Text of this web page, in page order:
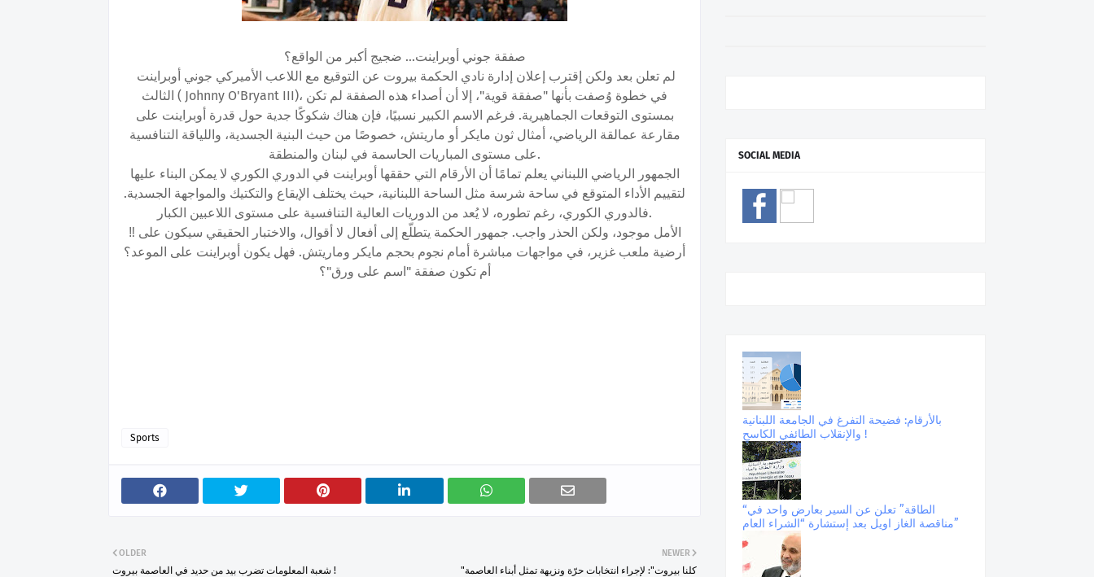
صفقة جوني أوبراينت... ضجيج أكبر من الواقع؟
الثالث ( Johnny O'Bryant III)، في خطوة وُصفت بأنها "صفقة قوية"، إلا أن أصداء هذه الصفقة لم تكن
بمستوى التوقعات الجماهيرية. فرغم الاسم الكبير نسبيًا، فإن هناك شكوكًا جدية حول قدرة أوبراينت على
مقارعة عمالقة الرياضي، أمثال ثون مايكر أو ماريتش، خصوصًا من حيث البنية الجسدية، واللياقة التنافسية
على مستوى المباريات الحاسمة في لبنان والمنطقة.
الجمهور الرياضي اللبناني يعلم تمامًا أن الأرقام التي حققها أوبراينت في الدوري الكوري لا يمكن البناء عليها
لتقييم الأداء المتوقع في ساحة شرسة مثل الساحة اللبنانية، حيث يختلف الإيقاع والتكتيك والمواجهة الجسدية.
فالدوري الكوري، رغم تطوره، لا يُعد من الدوريات العالية التنافسية على مستوى اللاعبين الكبار.
‼️ الأمل موجود، ولكن الحذر واجب. جمهور الحكمة يتطلّع إلى أفعال لا أقوال، والاختبار الحقيقي سيكون على
أرضية ملعب غزير، في مواجهات مباشرة أمام نجوم بحجم مايكر وماريتش. فهل يكون أوبراينت على الموعد؟
أم تكون صفقة "اسم على ورق"؟
Sports
NEWER
"كلنا بيروت": لإجراء انتخابات حرّة ونزيهة تمثل أبناء العاصمة
OLDER
شعبة المعلومات تضرب بيد من حديد في العاصمة بيروت !
SOCIAL MEDIA
بالأرقام: فضيحة التفرغ في الجامعة اللبنانية
والإنقلاب الطائفي الكاسح !
“الطاقة” تعلن عن السير بعارض واحد في
مناقصة الغاز اويل بعد إستشارة “الشراء العام”